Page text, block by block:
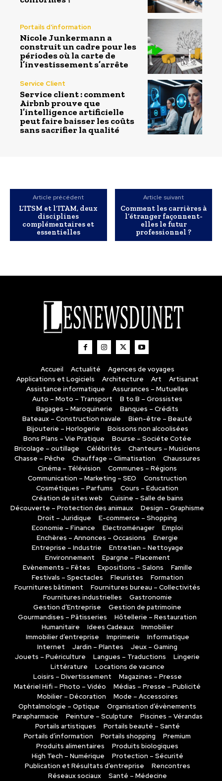
Portails d'information
Nicole Junkermann a
construit un cadre pour les
périodes où la carte de
l’investissement s’arrête
Service Client
Service client : comment
Airbnb prouve que
l’intelligence artificielle
peut faire baisser les coûts
sans sacrifier la qualité
Article précédent
L’ITSM et l’ITAM, deux
disciplines
complémentaires et
essentielles
Article suivant
Comment les carrières à
l’étranger façonnent-
elles le futur
professionnel ?
Accueil Actualité
Agences de voyages
Applications et Logiciels
Architecture Art
Artisanat
Assistance informatique
Assurances – Mutuelles
Auto – Moto – Transport
B to B – Grossistes
Bagages – Maroquinerie
Banques – Crédits
Bateaux – Construction navale
Bien-être – Beauté
Bijouterie – Horlogerie
Boissons non alcoolisées
Bons Plans – Vie Pratique
Bourse – Sociéte Cotée
Bricolage – outillage
Célébrités
Chanteurs – Musiciens
Chasse – Pêche
Chauffage – Climatisation
Chaussures
Cinéma – Télévision
Communes – Régions
Communication – Marketing – SEO
Construction
Cosmétiques – Parfums
Cours – Education
Création de sites web
Cuisine – Salle de bains
Découverte – Protection des animaux
Design – Graphisme
Droit – Juridique
E-commerce – Shopping
Economie – Finance
Electroménager
Emploi
Enchères – Annonces – Occasions
Energie
Entreprise – Industrie
Entretien – Nettoyage
Environnement
Epargne – Placement
Evènements – Fêtes
Expositions – Salons
Famille
Festivals – Spectacles
Fleuristes
Formation
Fournitures bâtiment
Fournitures bureau – Collectivités
Fournitures industrielles
Gastronomie
Gestion d’Entreprise
Gestion de patrimoine
Gourmandises – Pâtisseries
Hôtellerie – Restauration
Humanitaire
Idees Cadeaux
Immobilier
Immobilier d’entreprise
Imprimerie
Informatique
Internet
Jardin – Plantes
Jeux – Gaming
Jouets – Puériculture
Langues – Traductions
Lingerie
Littérature
Locations de vacance
Loisirs – Divertissement
Magazines – Presse
Matériel Hifi – Photo – Vidéo
Médias – Presse – Publicité
Mobilier – Décoration
Mode – Accessoires
Ophtalmologie – Optique
Organisation d’évènements
Parapharmacie
Peinture – Sculpture
Piscines – Vérandas
Portails artistiques
Portails beauté – Santé
Portails d’information
Portails shopping
Premium
Produits alimentaires
Produits biologiques
High Tech – Numérique
Protection – Sécurité
Publication et Résultats d’entreprise
Rencontres
Réseaux sociaux
Santé – Médecine